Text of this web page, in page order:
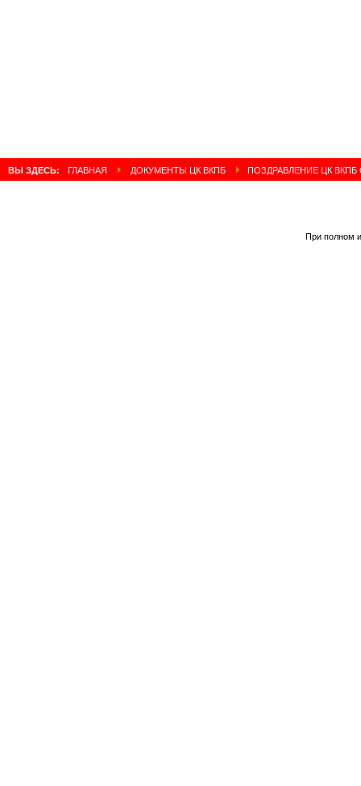
ВЫ ЗДЕСЬ: ГЛАВНАЯ ДОКУМЕНТЫ ЦК ВКПБ ПОЗДРАВЛЕНИЕ ЦК
При полном